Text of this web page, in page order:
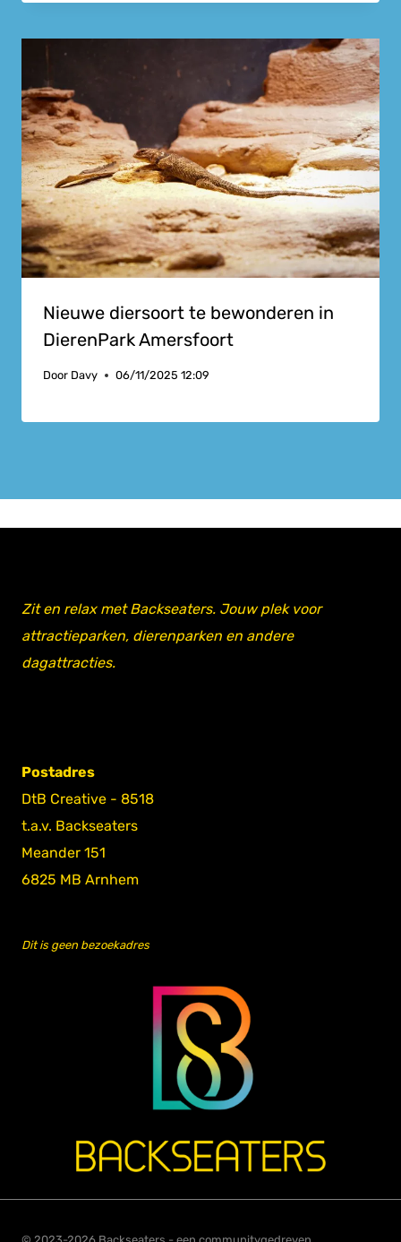
Nieuwe diersoort te bewonderen in
DierenPark Amersfoort
Door Davy 06/11/2025 12:09
Zit en relax met Backseaters. Jouw plek voor
attractieparken, dierenparken en andere
dagattracties.
Postadres
DtB Creative - 8518
t.a.v. Backseaters
Meander 151
6825 MB Arnhem
Dit is geen bezoekadres